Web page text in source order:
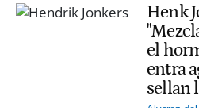
Henk
el
entra
sellan